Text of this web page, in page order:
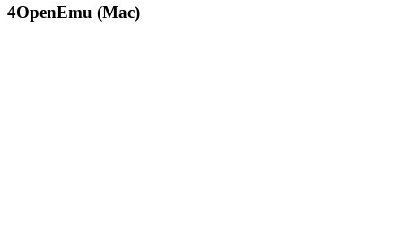
4OpenEmu (Mac)